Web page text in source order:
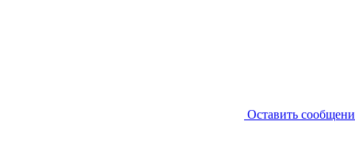
Оставить